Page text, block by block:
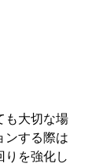
も大切な場
ンする際は
りを強化し